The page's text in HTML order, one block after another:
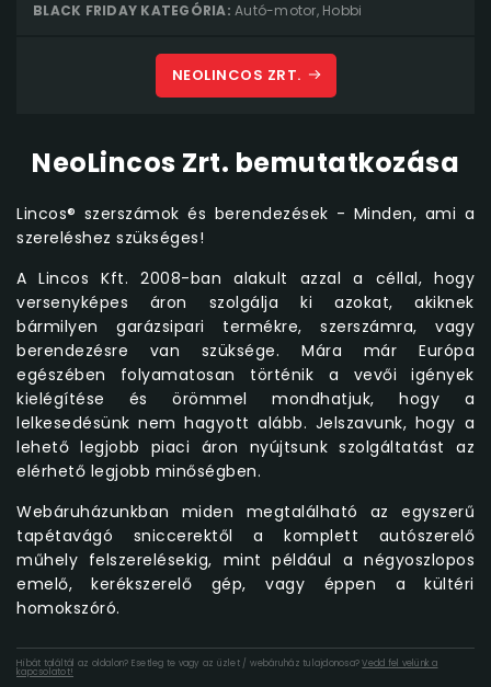
BLACK FRIDAY KATEGÓRIA: Autó-motor, Hobbi
NEOLINCOS ZRT.
NeoLincos Zrt. bemutatkozása
Lincos® szerszámok és berendezések - Minden, ami a
szereléshez szükséges!
A Lincos Kft. 2008-ban alakult azzal a céllal, hogy
versenyképes áron szolgálja ki azokat, akiknek
bármilyen garázsipari termékre, szerszámra, vagy
berendezésre van szüksége. Mára már Európa
egészében folyamatosan történik a vevői igények
kielégítése és örömmel mondhatjuk, hogy a
lelkesedésünk nem hagyott alább. Jelszavunk, hogy a
lehető legjobb piaci áron nyújtsunk szolgáltatást az
elérhető legjobb minőségben.
Webáruházunkban miden megtalálható az egyszerű
tapétavágó sniccerektől a komplett autószerelő
műhely felszerelésekig, mint például a négyoszlopos
emelő, kerékszerelő gép, vagy éppen a kültéri
homokszóró.
Hibát találtál az oldalon? Esetleg te vagy az üzlet / webáruház tulajdonosa?Vedd fel velünk a
kapcsolatot!